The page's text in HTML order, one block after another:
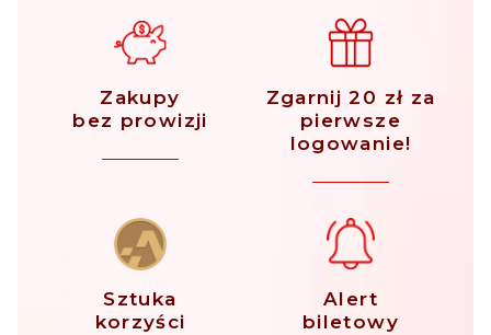
Zakupy
bez prowizji
Zgarnij 20 zł za
pierwsze
logowanie!
Sztuka
korzyści
Alert
biletowy